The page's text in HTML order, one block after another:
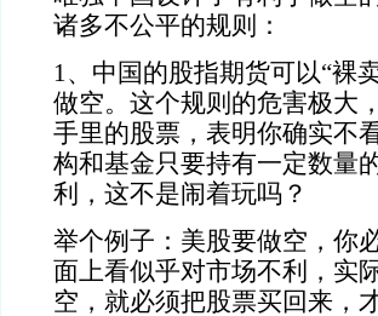
诸多不公平的规则：
1 、中国的股指期货可以“裸
做空。这个规则的危害极大
手里的股票，表明你确实不
构和基金只要持有一定数量
利，这不是闹着玩吗？
举个例子：美股要做空，你
面上看似乎对市场不利，实
空，就必须把股票买回来，